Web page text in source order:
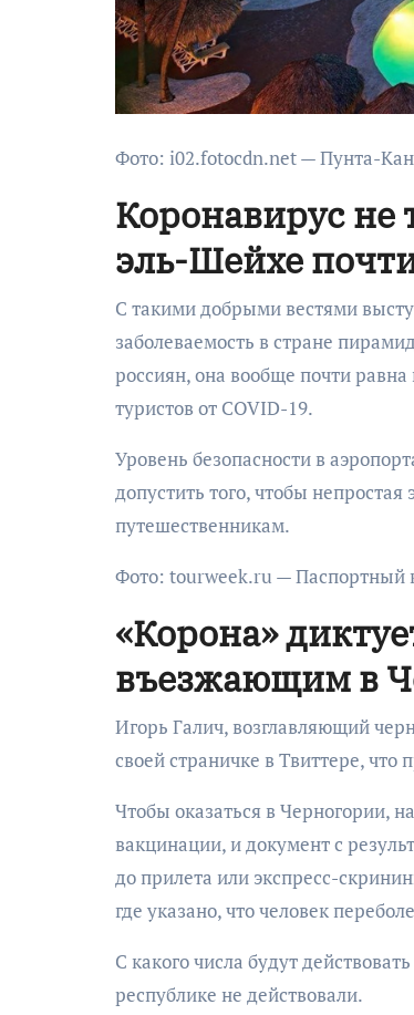
Фото: i02.fotocdn.net — Пунта-
Коронавирус не
эль-Шейхе
С такими добрыми вестями
заболеваемость в стране
россиян, она вообще почти
туристов от COVID-19.
Уровень безопасности в
допустить того, чтобы
путешественникам.
Фото: tourweek.ru — Паспортный
«Корона»
въезжающим в
Игорь Галич, возглавляющий
своей страничке в Твиттере, что
Чтобы оказаться в Черногории,
вакцинации, и документ с
до прилета или экспресс-
где указано, что человек
С какого числа будут
республике не действовали.